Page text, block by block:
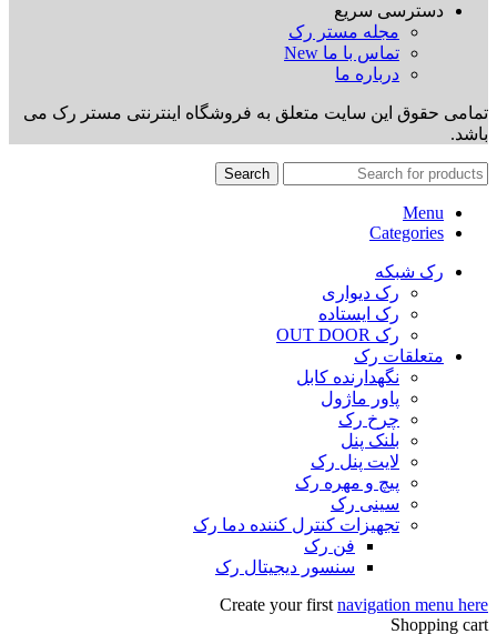
دسترسی سریع
مجله مستر رک
تماس با ما New
درباره ما
تمامی حقوق این سایت متعلق به فروشگاه اینترنتی مستر رک می
باشد.
Search
Menu
Categories
رک شبکه
رک دیواری
رک ایستاده
رک OUT DOOR
متعلقات رک
نگهدارنده کابل
پاور ماژول
چرخ رک
بلنک پنل
لایت پنل رک
پیچ و مهره رک
سینی رک
تجهیزات کنترل کننده دما رک
فن رک
سنسور دیجیتال رک
Create your first navigation menu here
Shopping cart